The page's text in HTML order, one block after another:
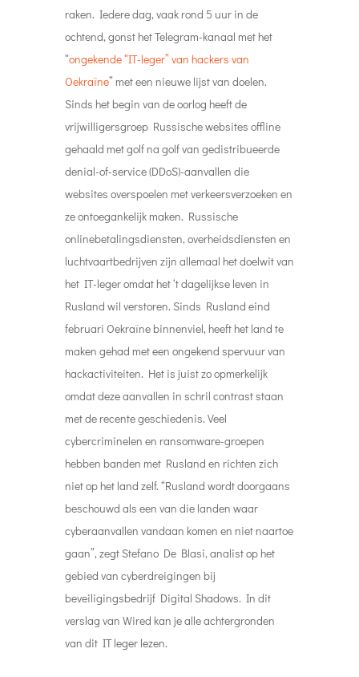
raken. Iedere dag, vaak rond 5 uur in de
ochtend, gonst het Telegram-kanaal met het
“ongekende “IT-leger” van hackers van
Oekraïne” met een nieuwe lijst van doelen.
Sinds het begin van de oorlog heeft de
vrijwilligersgroep Russische websites offline
gehaald met golf na golf van gedistribueerde
denial-of-service (DDoS)-aanvallen die
websites overspoelen met verkeersverzoeken en
ze ontoegankelijk maken. Russische
onlinebetalingsdiensten, overheidsdiensten en
luchtvaartbedrijven zijn allemaal het doelwit van
het IT-leger omdat het ‘t dagelijkse leven in
Rusland wil verstoren. Sinds Rusland eind
februari Oekraïne binnenviel, heeft het land te
maken gehad met een ongekend spervuur ​​van
hackactiviteiten. Het is juist zo opmerkelijk
omdat deze aanvallen in schril contrast staan
met de recente geschiedenis. Veel
cybercriminelen en ransomware-groepen
hebben banden met Rusland en richten zich
niet op het land zelf. “Rusland wordt doorgaans
beschouwd als een van die landen waar
cyberaanvallen vandaan komen en niet naartoe
gaan”, zegt Stefano De Blasi, analist op het
gebied van cyberdreigingen bij
beveiligingsbedrijf Digital Shadows. In dit
verslag van Wired kan je alle achtergronden
van dit IT leger lezen.